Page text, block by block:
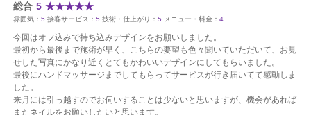
総合 5 ★★★★★
雰囲気： 5 接客サービス： 5 技術・仕上がり： 5 メニュー・料金： 4
今回はオフ込みで持ち込みデザインをお願いしました。
最初から最後まで施術が早く、こちらの要望も色々聞いていただいて、お見
せした写真にかなり近くとてもかわいいデザインにしてもらいました。
最後にハンドマッサージまでしてもらってサービスが行き届いてて感動しま
した。
来月には引っ越すのでお伺いすることは少ないと思いますが、機会があれば
またネイルをお願いしたいと思います。